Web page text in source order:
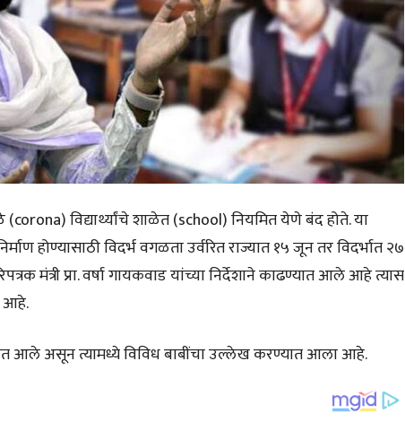
(corona) विद्यार्थ्यांचे शाळेत (school) नियमित येणे बंद होते. या
होण्यासाठी विदर्भ वगळता उर्वरित राज्यात १५ जून तर विदर्भात २७
मंत्री प्रा. वर्षा गायकवाड यांच्या निर्देशाने काढण्यात आले आहे त्यास
आहे.
आले असून त्यामध्ये विविध बाबींचा उल्लेख करण्यात आला आहे.